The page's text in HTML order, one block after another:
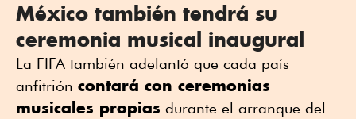
México también tendrá su
ceremonia musical inaugural
La FIFA también adelantó que cada país
anfitrión contará con ceremonias
musicales propias durante el arranque del